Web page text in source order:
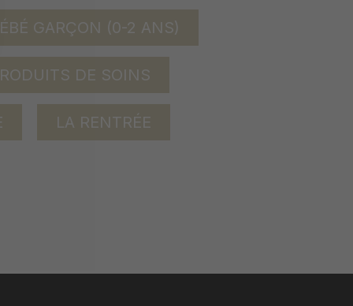
GARÇON (0-2 ANS)
DE SOINS
LA RENTRÉE